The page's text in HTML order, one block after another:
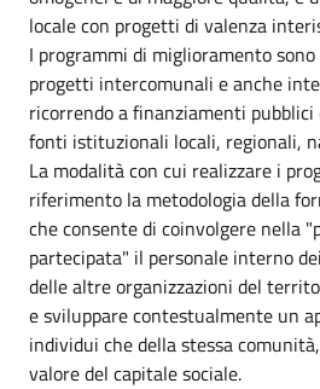
locale con progetti di valenza
I programmi di miglioramento
progetti intercomunali e anche
ricorrendo a finanziamenti
fonti istituzionali locali, regionali,
La modalità con cui realizzare i
riferimento la metodologia della
che consente di coinvolgere nella
partecipata" il personale interno
delle altre organizzazioni del
e sviluppare contestualmente un
individui che della stessa
valore del capitale sociale.